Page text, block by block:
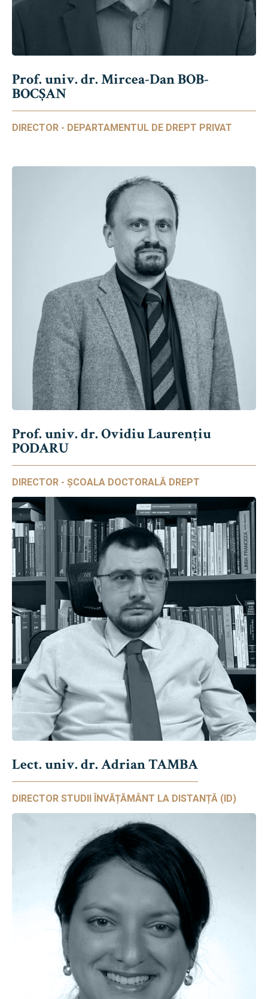
Prof. univ. dr. Mircea-Dan BOB-
BOCȘAN
DIRECTOR - DEPARTAMENTUL DE DREPT PRIVAT
Prof. univ. dr. Ovidiu Laurențiu
PODARU
DIRECTOR - ȘCOALA DOCTORALĂ DREPT
Lect. univ. dr. Adrian TAMBA
DIRECTOR STUDII ÎNVĂȚĂMÂNT LA DISTANȚĂ (ID)